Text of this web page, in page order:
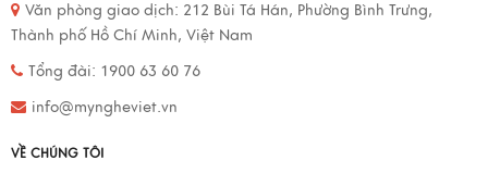
Văn phòng giao dịch: 212 Bùi Tá Hán, Phường Bình Trưng,
Thành phố Hồ Chí Minh, Việt Nam
Tổng đài: 1900 63 60 76
info@myngheviet.vn
VỀ CHÚNG TÔI